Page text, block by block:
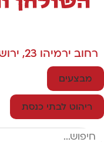
רחוב ירמיהו 23, ירושלים
מבצעים
ריהוט לבתי כנסת
Search